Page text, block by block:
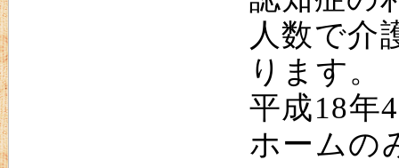
人数で介
ります。
平成18年
ホームの